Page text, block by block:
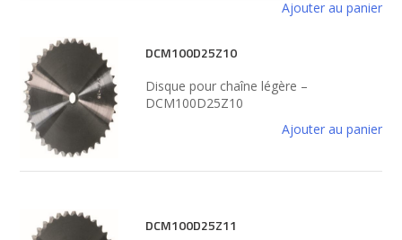
Ajouter au panier
DCM100D25Z10
Disque pour chaîne légère –
DCM100D25Z10
Ajouter au panier
DCM100D25Z11